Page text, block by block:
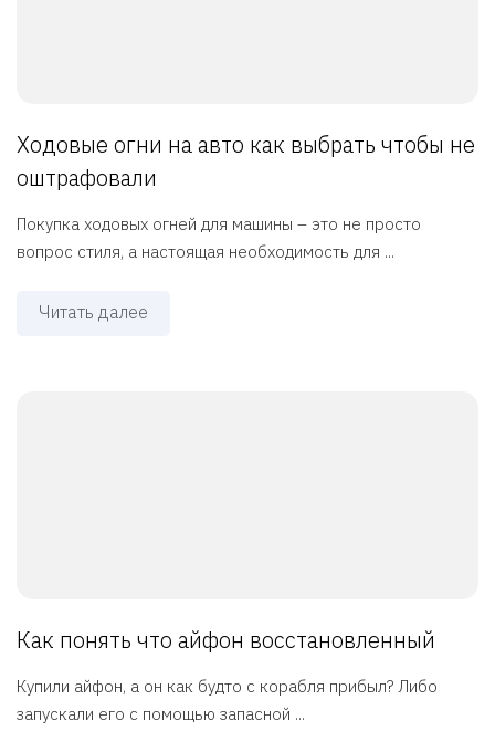
Ходовые огни на авто как выбрать чтобы не
оштрафовали
Покупка ходовых огней для машины – это не просто
вопрос стиля, а настоящая необходимость для ...
Читать далее
Как понять что айфон восстановленный
Купили айфон, а он как будто с корабля прибыл? Либо
запускали его с помощью запасной ...